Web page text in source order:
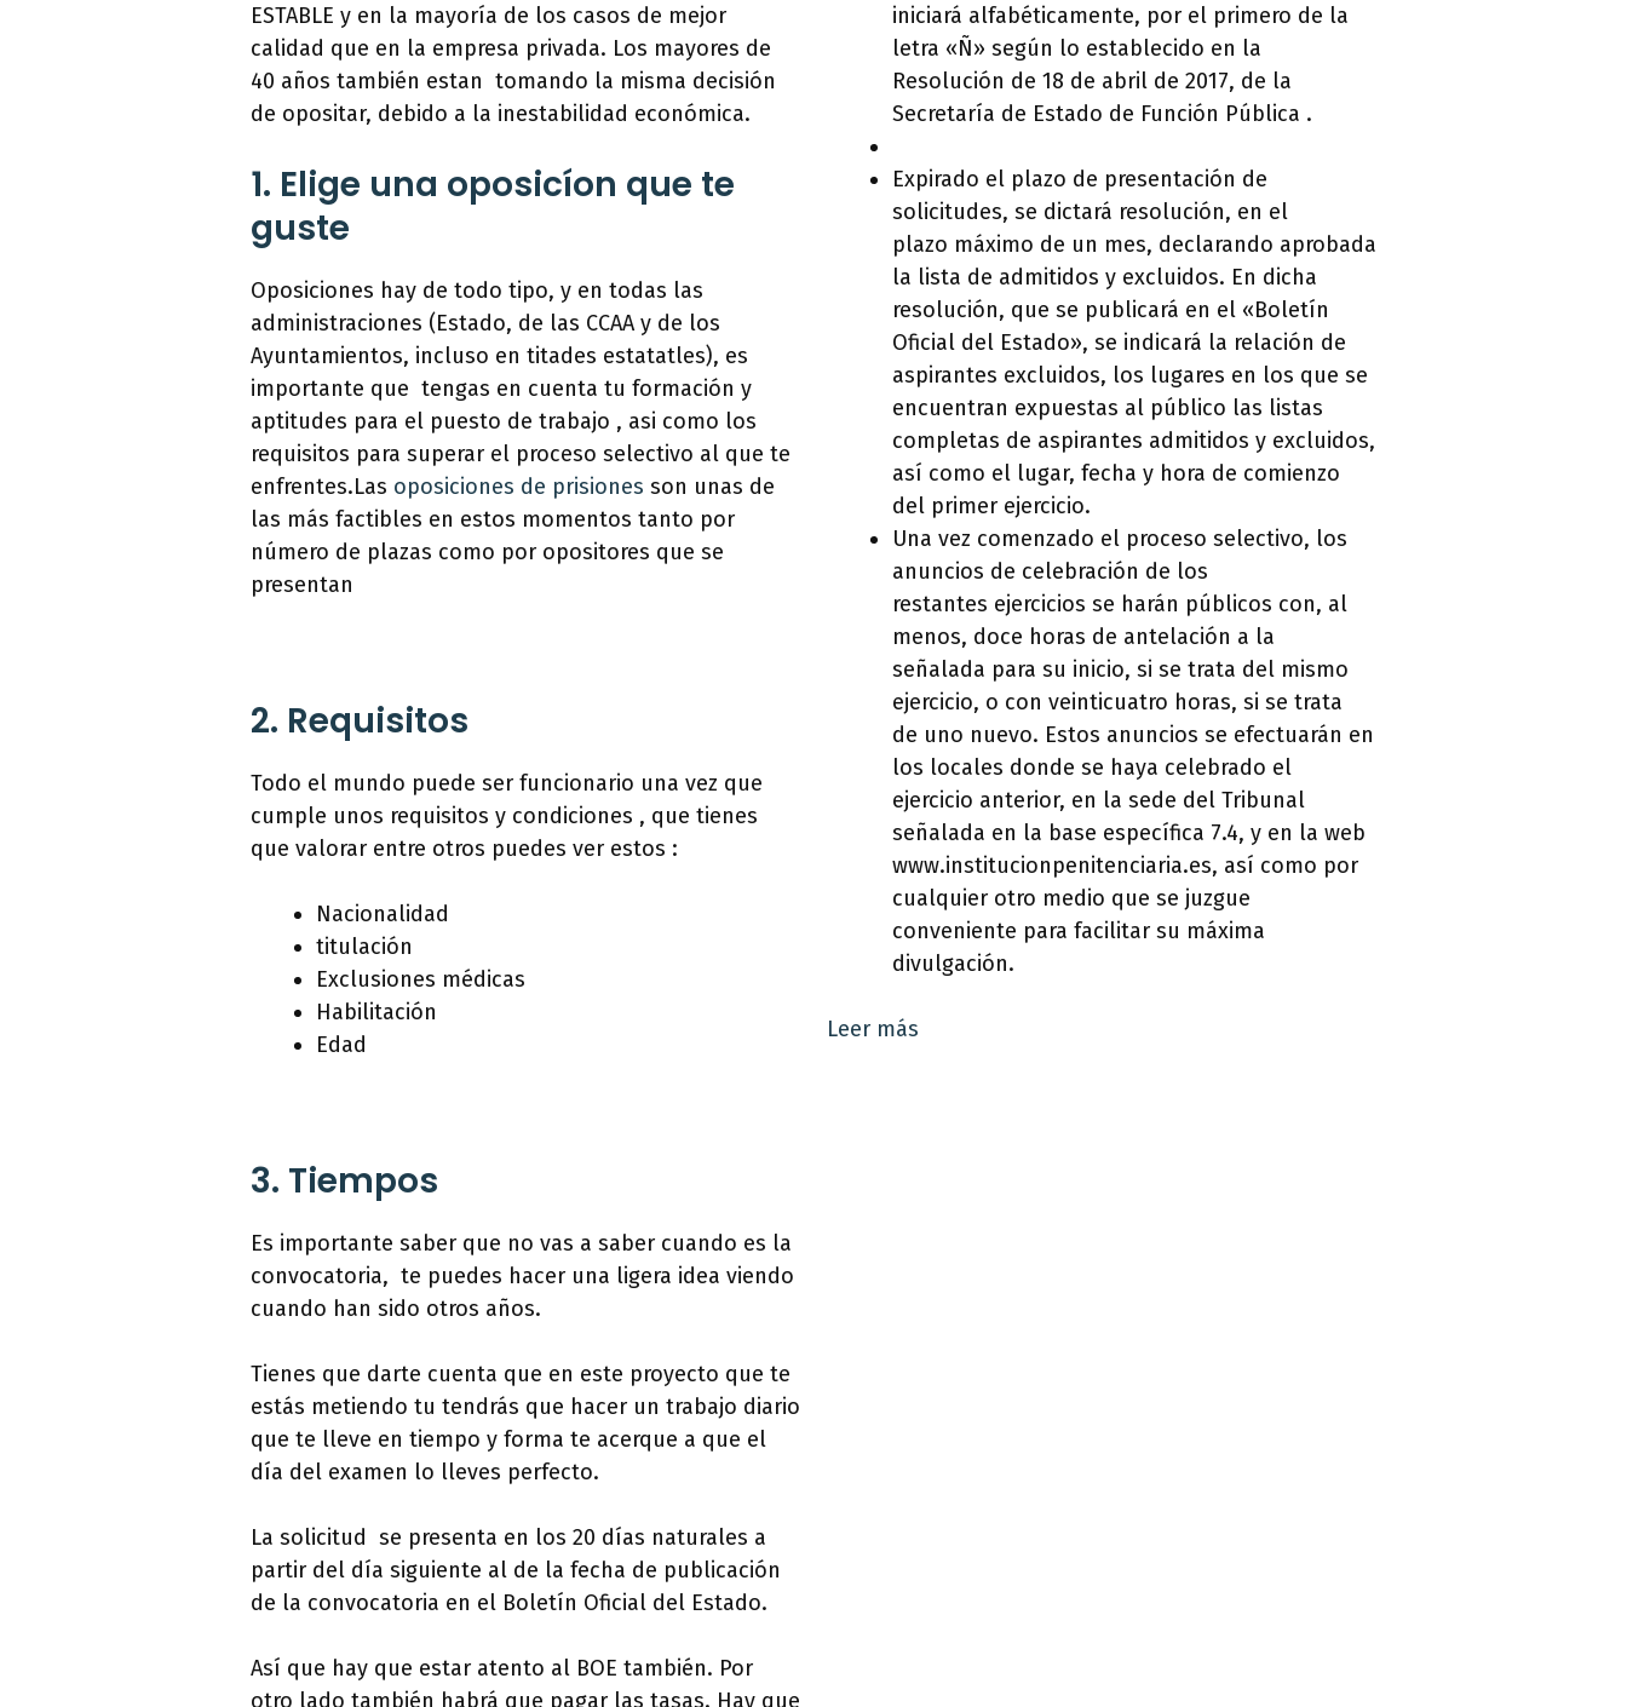
ESTABLE y en la mayoría de los casos de mejor
calidad que en la empresa privada. Los mayores de
40 años también estan tomando la misma decisión
de opositar, debido a la inestabilidad económica.
1. Elige una oposicíon que te
guste
Oposiciones hay de todo tipo, y en todas las
administraciones (Estado, de las CCAA y de los
Ayuntamientos, incluso en titades estatatles), es
importante que tengas en cuenta tu formación y
aptitudes para el puesto de trabajo , asi como los
requisitos para superar el proceso selectivo al que te
enfrentes.Las oposiciones de prisiones son unas de
las más factibles en estos momentos tanto por
número de plazas como por opositores que se
presentan
2. Requisitos
Todo el mundo puede ser funcionario una vez que
cumple unos requisitos y condiciones , que tienes
que valorar entre otros puedes ver estos :
Nacionalidad
titulación
Exclusiones médicas
Habilitación
Edad
3. Tiempos
Es importante saber que no vas a saber cuando es la
convocatoria, te puedes hacer una ligera idea viendo
cuando han sido otros años.
Tienes que darte cuenta que en este proyecto que te
estás metiendo tu tendrás que hacer un trabajo diario
que te lleve en tiempo y forma te acerque a que el
día del examen lo lleves perfecto.
La solicitud se presenta en los 20 días naturales a
partir del día siguiente al de la fecha de publicación
de la convocatoria en el Boletín Oficial del Estado.
Así que hay que estar atento al BOE también. Por
otro lado también habrá que pagar las tasas. Hay que
iniciará alfabéticamente, por el primero de la
letra «Ñ» según lo establecido en la
Resolución de 18 de abril de 2017, de la
Secretaría de Estado de Función Pública .
Expirado el plazo de presentación de
solicitudes, se dictará resolución, en el
plazo máximo de un mes, declarando aprobada
la lista de admitidos y excluidos. En dicha
resolución, que se publicará en el «Boletín
Oficial del Estado», se indicará la relación de
aspirantes excluidos, los lugares en los que se
encuentran expuestas al público las listas
completas de aspirantes admitidos y excluidos,
así como el lugar, fecha y hora de comienzo
del primer ejercicio.
Una vez comenzado el proceso selectivo, los
anuncios de celebración de los
restantes ejercicios se harán públicos con, al
menos, doce horas de antelación a la
señalada para su inicio, si se trata del mismo
ejercicio, o con veinticuatro horas, si se trata
de uno nuevo. Estos anuncios se efectuarán en
los locales donde se haya celebrado el
ejercicio anterior, en la sede del Tribunal
señalada en la base específica 7.4, y en la web
www.institucionpenitenciaria.es, así como por
cualquier otro medio que se juzgue
conveniente para facilitar su máxima
divulgación.
Leer más